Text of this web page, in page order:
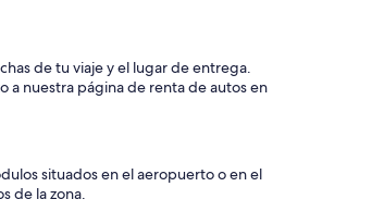
de tu viaje y el lugar de entrega.
a nuestra página de renta de autos en
situados en el aeropuerto o en el
de la zona.